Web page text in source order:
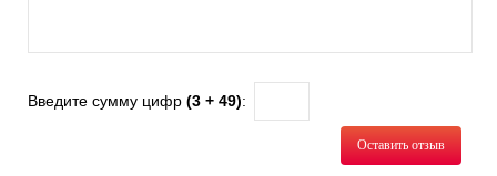
Введите сумму цифр (3 + 49):
Оставить отзыв